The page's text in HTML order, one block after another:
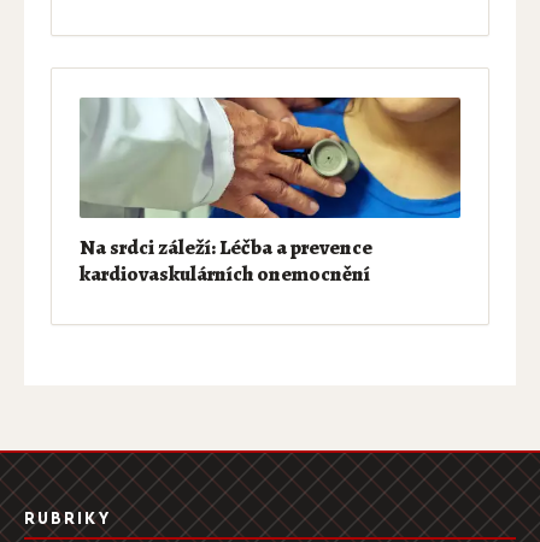
Na srdci záleží: Léčba a prevence
kardiovaskulárních onemocnění
RUBRIKY